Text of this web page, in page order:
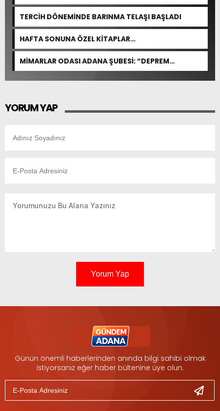
TERCİH DÖNEMİNDE BARINMA TELAŞI BAŞLADI
HAFTA SONUNA ÖZEL KİTAPLAR…
MİMARLAR ODASI ADANA ŞUBESİ: “DEPREM
YARGILAMALARI DÖNEMİN MEVZUATINA VE BİLİMSEL
ESASLARA GÖRE YAPILMALIDIR”
YORUM YAP
Yorum Yap
Günün önemli haberlerinden anında bilgi sahibi olmak
istiyorsanız eğer haber bültenine üye olun.